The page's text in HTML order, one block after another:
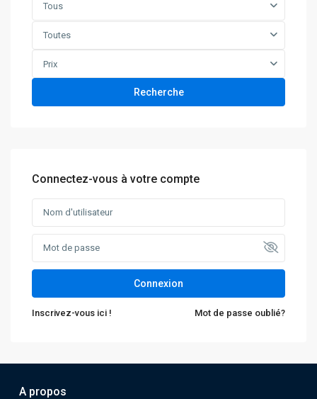
Tous
Toutes
Prix
Recherche
Connectez-vous à votre compte
Connexion
Inscrivez-vous ici ! Mot de passe oublié?
A propos